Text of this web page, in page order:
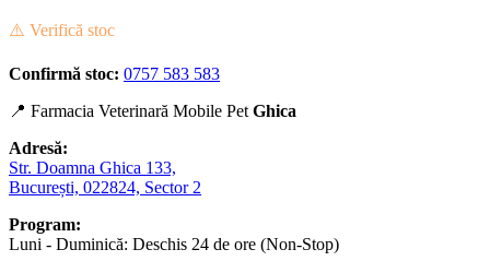
⚠️ Verifică stoc
Confirmă stoc: 0757 583 583
📍 Farmacia Veterinară Mobile Pet Ghica
Adresă:
Str. Doamna Ghica 133,
București, 022824, Sector 2
Program:
Luni - Duminică: Deschis 24 de ore (Non-Stop)